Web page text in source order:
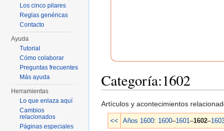
Categoría:1602
Artículos y acontecimientos
<< Años 1600: 1600–1601–1602–
Los cinco pilares
Reglas genéricas
Contacto
Ayuda
Tutorial
Cómo colaborar
Preguntas frecuentes
Más ayuda
Herramientas
Lo que enlaza aquí
Cambios
relacionados
Páginas especiales